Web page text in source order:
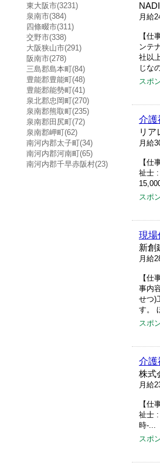
東大阪市(3231)
泉南市(384)
四條畷市(311)
交野市(338)
大阪狭山市(291)
阪南市(278)
三島郡島本町(84)
豊能郡豊能町(48)
豊能郡能勢町(41)
泉北郡忠岡町(270)
泉南郡熊取町(235)
泉南郡田尻町(72)
泉南郡岬町(62)
南河内郡太子町(34)
南河内郡河南町(65)
南河内郡千早赤阪村(23)
月給
【仕
ンテ
社以
じな
スポ
介護
リア
月給
【
祉士 :
スポ
現場
新創
月給
【仕
事内
せつ)
す。
スポ
介護
株式
月給
【
祉士
時-...
スポ